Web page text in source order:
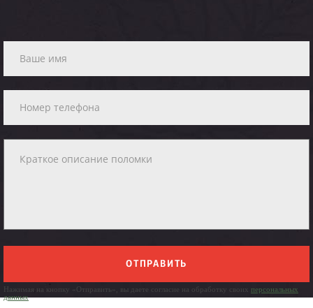
ОТПРАВИТЬ
Нажимая на кнопку «Отправить», вы даете согласие на обработку своих персональных
данных